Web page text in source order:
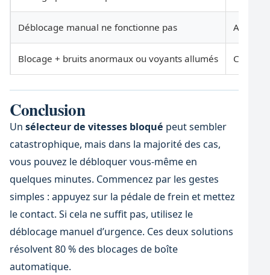
Déblocage manual ne fonctionne pas
Blocage + bruits anormaux ou voyants allumés
Conclusion
Un sélecteur de vitesses bloqué peut sembler
catastrophique, mais dans la majorité des cas,
vous pouvez le débloquer vous-même en
quelques minutes. Commencez par les gestes
simples : appuyez sur la pédale de frein et mettez
le contact. Si cela ne suffit pas, utilisez le
déblocage manuel d’urgence. Ces deux solutions
résolvent 80 % des blocages de boîte
automatique.